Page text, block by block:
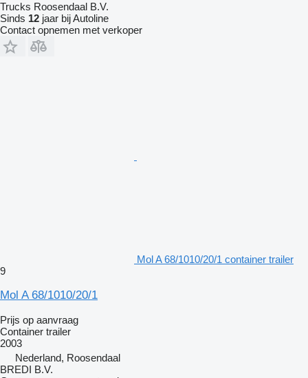
Trucks Roosendaal B.V.
Sinds 12 jaar bij Autoline
Contact opnemen met verkoper
Mol A 68/1010/20/1 container trailer
9
Mol A 68/1010/20/1
Prijs op aanvraag
Container trailer
2003
Nederland, Roosendaal
BREDI B.V.